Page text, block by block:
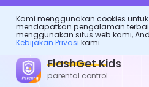
FlashGet Kids
parental control
Kami menggunakan cookies
mendapatkan pengalaman
menggunakan situs web kami,
Kebijakan Privasi kami.